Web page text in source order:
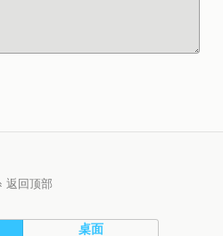
返回顶部
桌面